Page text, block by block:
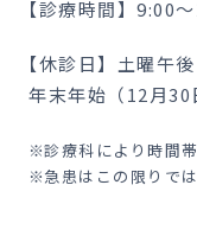
【診療時間】 9:00
【休診日】 土曜午
年末年始（12月30
診療科により時間
急患はこの限りで